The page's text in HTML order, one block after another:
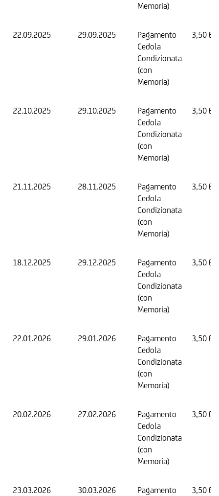
Memoria)
22.09.2025 29.09.2025
Pagamento
Cedola
Condizionata
(con
Memoria)
3,50
22.10.2025 29.10.2025
Pagamento
Cedola
Condizionata
(con
Memoria)
3,50
21.11.2025 28.11.2025
Pagamento
Cedola
Condizionata
(con
Memoria)
3,50
18.12.2025 29.12.2025
Pagamento
Cedola
Condizionata
(con
Memoria)
3,50
22.01.2026 29.01.2026
Pagamento
Cedola
Condizionata
(con
Memoria)
3,50
20.02.2026 27.02.2026
Pagamento
Cedola
Condizionata
(con
Memoria)
3,50
23.03.2026 30.03.2026
Pagamento
3,50